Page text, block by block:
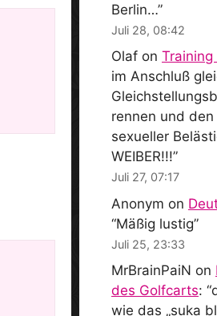
Berlin…”
Juli 28, 08:42
Olaf on
im Anschluß
rennen und
sexueller
WEIBER!!!”
Juli 27, 07:17
Anonym on
“Mäßig lustig”
Juli 25, 23:33
MrBrainPaiN on
des Golfcarts: “
wie das „suka